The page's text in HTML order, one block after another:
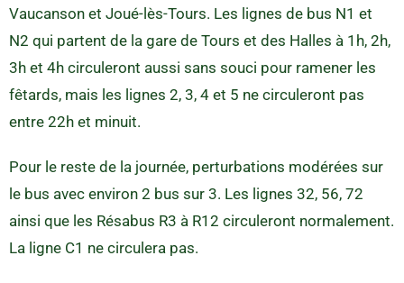
Vaucanson et Joué-lès-Tours. Les lignes de bus N1 et
N2 qui partent de la gare de Tours et des Halles à 1h, 2h,
3h et 4h circuleront aussi sans souci pour ramener les
fêtards, mais les lignes 2, 3, 4 et 5 ne circuleront pas
entre 22h et minuit.
Pour le reste de la journée, perturbations modérées sur
le bus avec environ 2 bus sur 3. Les lignes 32, 56, 72
ainsi que les Résabus R3 à R12 circuleront normalement.
La ligne C1 ne circulera pas.